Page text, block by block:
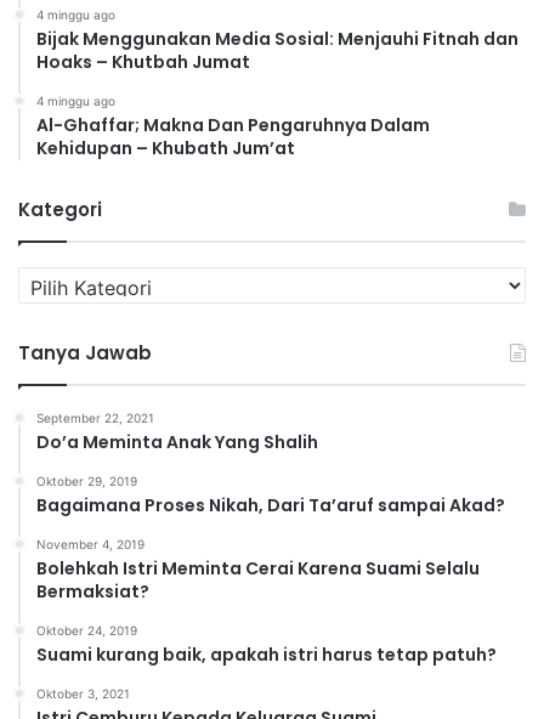
4 minggu ago
Bijak Menggunakan Media Sosial: Menjauhi Fitnah dan
Hoaks – Khutbah Jumat
4 minggu ago
Al-Ghaffar; Makna Dan Pengaruhnya Dalam
Kehidupan – Khubath Jum’at
Kategori
a
e
g
Tanya Jawab
September 22, 2021
Do’a Meminta Anak Yang Shalih
Oktober 29, 2019
Bagaimana Proses Nikah, Dari Ta’aruf sampai Akad?
November 4, 2019
Bolehkah Istri Meminta Cerai Karena Suami Selalu
Bermaksiat?
Oktober 24, 2019
Suami kurang baik, apakah istri harus tetap patuh?
Oktober 3, 2021